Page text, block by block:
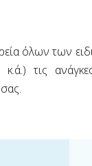
όλων των
κ.ά.) τις